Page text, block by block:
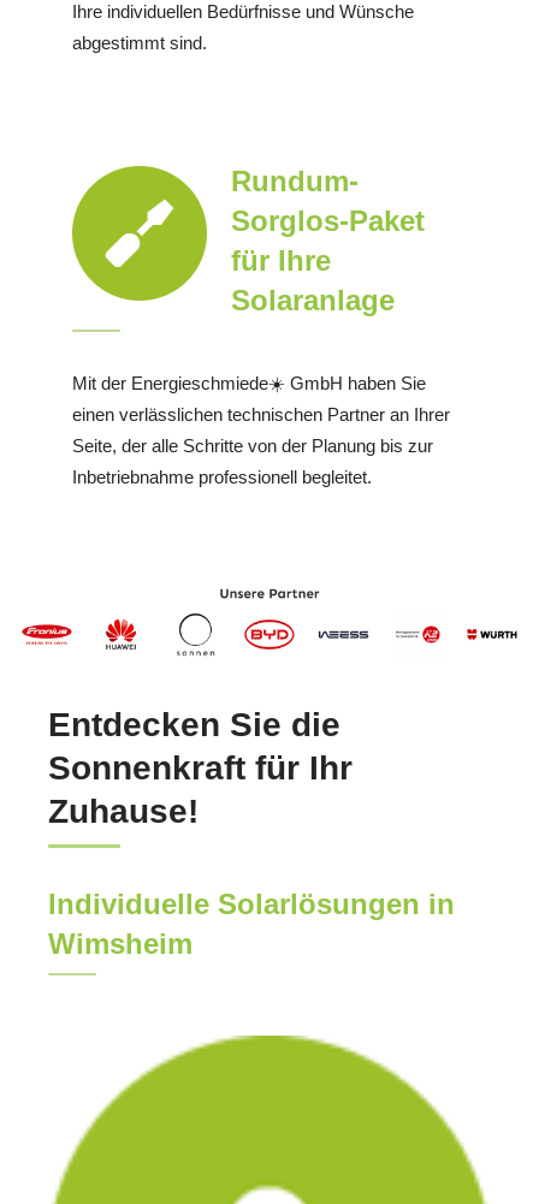
Ihre individuellen Bedürfnisse und Wünsche
abgestimmt sind.
Rundum-
Sorglos-Paket
für Ihre
Solaranlage
Mit der Energieschmiede☀️ GmbH haben Sie
einen verlässlichen technischen Partner an Ihrer
Seite, der alle Schritte von der Planung bis zur
Inbetriebnahme professionell begleitet.
Entdecken Sie die
Sonnenkraft für Ihr
Zuhause!
Individuelle Solarlösungen in
Wimsheim